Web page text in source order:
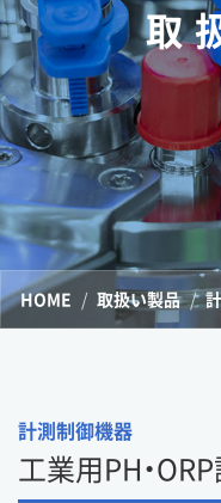
取
HOME 取扱い製品
計測制御機器
工業用PH・